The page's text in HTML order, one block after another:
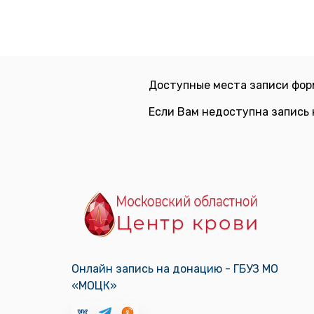
Доступные места записи
Если Вам недоступна
Онлайн запись на донацию - ГБУЗ МО
«МОЦК»